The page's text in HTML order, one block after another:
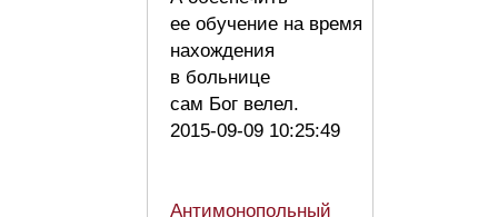
ее обучение на время
нахождения
в больнице
сам Бог велел.
2015-09-09 10:25:49
Антимонопольный